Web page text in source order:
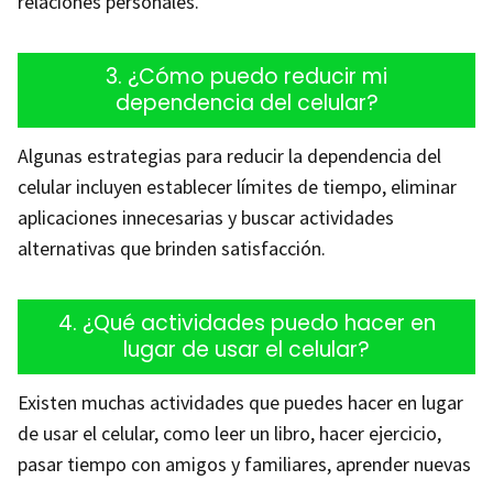
3. ¿Cómo puedo reducir mi
dependencia del celular?
Algunas estrategias para reducir la dependencia del
celular incluyen establecer límites de tiempo, eliminar
aplicaciones innecesarias y buscar actividades
alternativas que brinden satisfacción.
4. ¿Qué actividades puedo hacer en
lugar de usar el celular?
Existen muchas actividades que puedes hacer en lugar
de usar el celular, como leer un libro, hacer ejercicio,
pasar tiempo con amigos y familiares, aprender nuevas